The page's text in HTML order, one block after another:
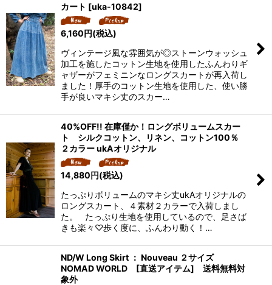
カート [uka-10842]
6,160円(税込)
ヴィンテージ風な雰囲気が◎ストーンウォッシュ
加工を施したコットン生地を使用したふんわりギ
ャザーがフェミニンなロングスカートが再入荷し
ました！厚手のコットン生地を使用した、使い勝
手が良いマキシ丈のスカー…
40%OFF!! 在庫僅か！ロングボリュームスカー
ト シルクコットン、リネン、コットン100％
２カラー ukAオリジナル
14,880円(税込)
たっぷりボリュームのマキシ丈ukAオリジナルの
ロングスカート、４素材２カラーで入荷しまし
た。 たっぷり生地を使用しているので、足さば
きも楽々♡歩く度に、ふんわり動く！…
ND/W Long Skirt ： Nouveau ２サイズ
NOMAD WORLD [直送アイテム] 送料無料対
象外